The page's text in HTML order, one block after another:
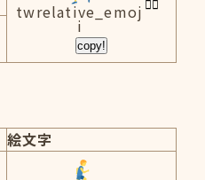
twrelative_emoj
i
copy!
絵文字